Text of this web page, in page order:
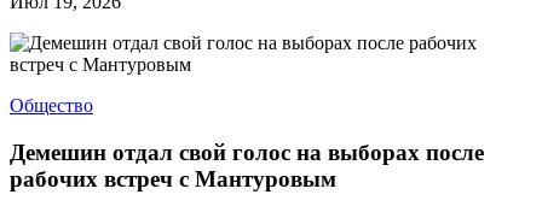
Общество
Демешин отдал свой голос на выборах после
рабочих встреч с Мантуровым